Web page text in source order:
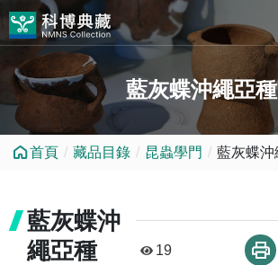
跳到中央內容區塊
藍灰蝶沖繩亞種
首頁 藏品目錄 昆蟲學門 藍灰蝶沖
藍灰蝶沖
繩亞種
19